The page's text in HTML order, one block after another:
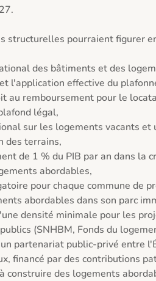
structurelles pourraient figurer
au remboursement pour le
légal,
des terrains,
abordables,
abordables dans son parc
(SNHBM, Fonds du
financé par des contributions
construire des logements